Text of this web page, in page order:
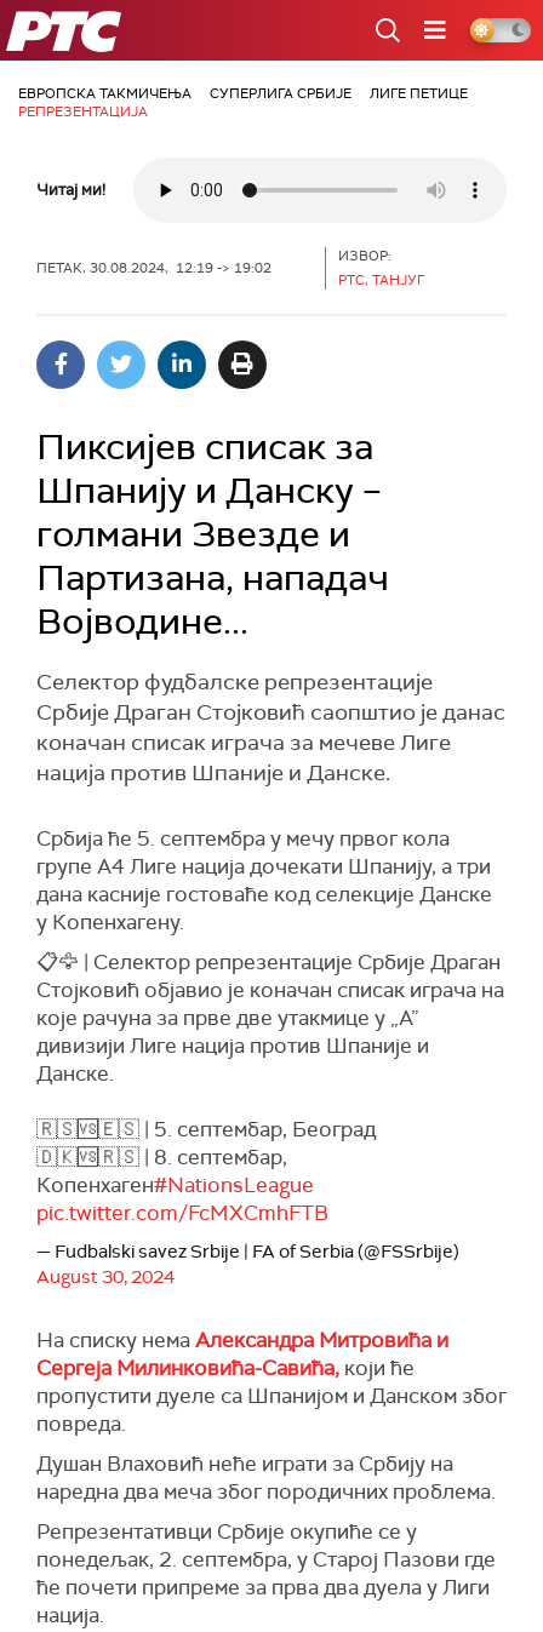
РТС
ЕВРОПСКА ТАКМИЧЕЊА СУПЕРЛИГА СРБИЈЕ
ЛИГЕ ПЕТИЦЕ
РЕПРЕЗЕНТАЦИЈА
Читај ми!
ПЕТАК, 30.08.2024, 12:19 -> 19:02
ИЗВОР:
РТС, ТАНЈУГ
Пиксијев списак за
Шпанију и Данску –
голмани Звезде и
Партизана, нападач
Војводине...
Селектор фудбалске репрезентације
Србије Драган Стојковић саопштио је данас
коначан списак играча за мечеве Лиге
нација против Шпаније и Данске.
Србија ће 5. септембра у мечу првог кола
групе А4 Лиге нација дочекати Шпанију, а три
дана касније гостоваће код селекције Данске
у Копенхагену.
📋🦅 | Селектор репрезентације Србије Драган
Стојковић објавио је коначан списак играча на
које рачуна за прве две утакмице у „А”
дивизији Лиге нација против Шпаније и
Данске.
🇷🇸🆚🇪🇸 | 5. септембар, Београд
🇩🇰🆚🇷🇸 | 8. септембар,
Копенхаген#NationsLeague
pic.twitter.com/FcMXCmhFTB
— Fudbalski savez Srbije | FA of Serbia (@FSSrbije)
August 30, 2024
На списку немаАлександра Митровића и
Сергеја Милинковића-Савића, који ће
пропустити дуеле са Шпанијом и Данском због
повреда.
Душан Влаховић неће играти за Србију на
наредна два меча због породичних проблема.
Репрезентативци Србије окупиће се у
понедељак, 2. септембра, у Старој Пазови где
ће почети припреме за прва два дуела у Лиги
нација.